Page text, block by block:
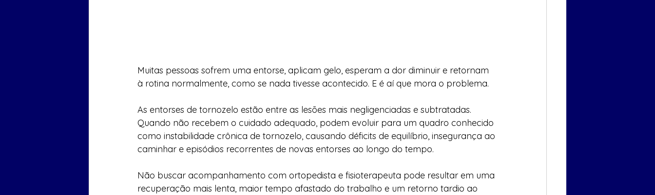
Muitas pessoas sofrem uma entorse, aplicam gelo, esperam a dor diminuir e retornam
à rotina normalmente, como se nada tivesse acontecido. E é aí que mora o problema.
As entorses de tornozelo estão entre as lesões mais negligenciadas e subtratadas.
Quando não recebem o cuidado adequado, podem evoluir para um quadro conhecido
como instabilidade crônica de tornozelo, causando déficits de equilíbrio, insegurança ao
caminhar e episódios recorrentes de novas entorses ao longo do tempo.
Não buscar acompanhamento com ortopedista e fisioterapeuta pode resultar em uma
recuperação mais lenta, maior tempo afastado do trabalho e um retorno tardio ao